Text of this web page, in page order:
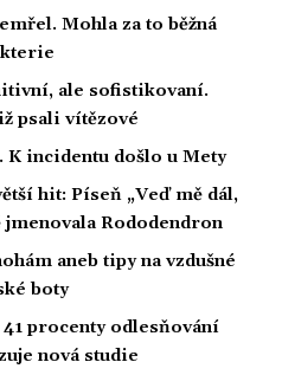
Mohla za to běžná
ale sofistikovaní.
psali vítězové
K incidentu došlo u Mety
hit: Píseň „Veď mě dál,
jmenovala Rododendron
aneb tipy na vzdušné
boty
procenty odlesňování
nová studie